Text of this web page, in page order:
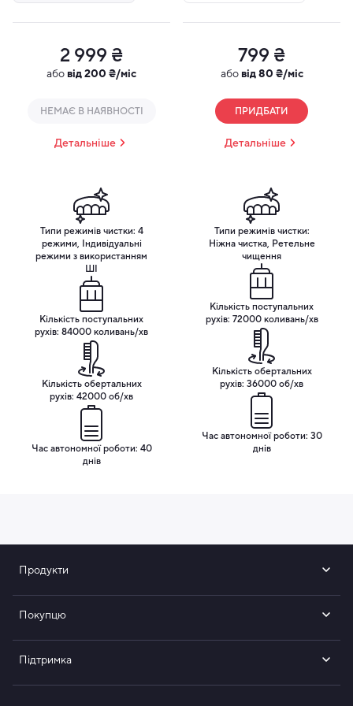
Насадки Ultra для індивідуального та
дбайливого догляду
Насадки серії Ultra створені для тих, хто цінує
поєднання ефективності та комфорту. Завдяки трьом
різним видам насадок із технологією FlexFit, вони
щільно та гнучко адаптуються до рухів щітки,
забезпечуючи ретельне очищення навіть у
важкодоступних ділянках між зубами. М’яке гумове
покриття виконує роль амортизатора, зменшуючи
навантаження на емаль і ясна, що робить процес
чищення не лише результативним, а й максимально
безпечним. Таке поєднання дозволяє досягти глибокої
чистоти та водночас дарує відчуття легкості та
свіжості після кожного використання. Це не просто
2 999 ₴
або від 200 ₴/міс
НЕМАЄ В НАЯВНОСТІ
Детальніше
Типи режимів чистки: 4
режими, Індивідуальні
режими з використанням
ШІ
Кількість поступальних
рухів: 84000 коливань/хв
Кількість обертальних
рухів: 42000 об/хв
Час автономної роботи: 40
днів
799 ₴
або від 80 ₴/міс
ПРИДБАТИ
Детальніше
Типи режимів чистки:
Ніжна чистка, Ретельне
чищення
Кількість поступальних
рухів: 72000 коливань/хв
Кількість обертальних
рухів: 36000 об/хв
Час автономної роботи: 30
днів
Продукти
Покупцю
Підтримка